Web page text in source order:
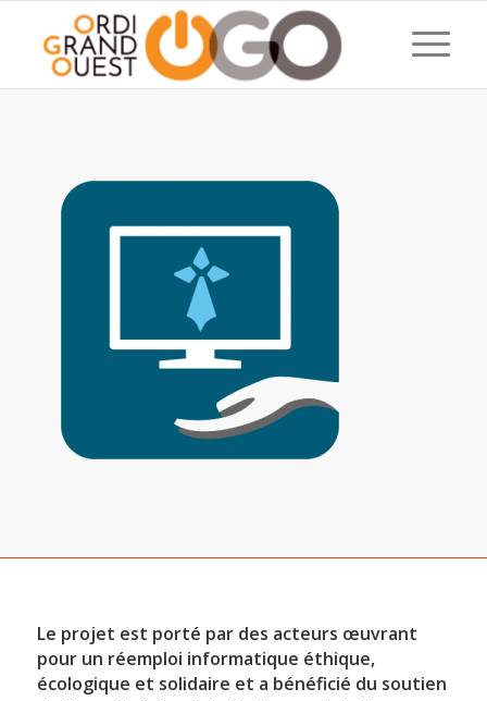
Le projet est porté par des acteurs œuvrant
pour un réemploi informatique éthique,
écologique et solidaire et a bénéficié du soutien